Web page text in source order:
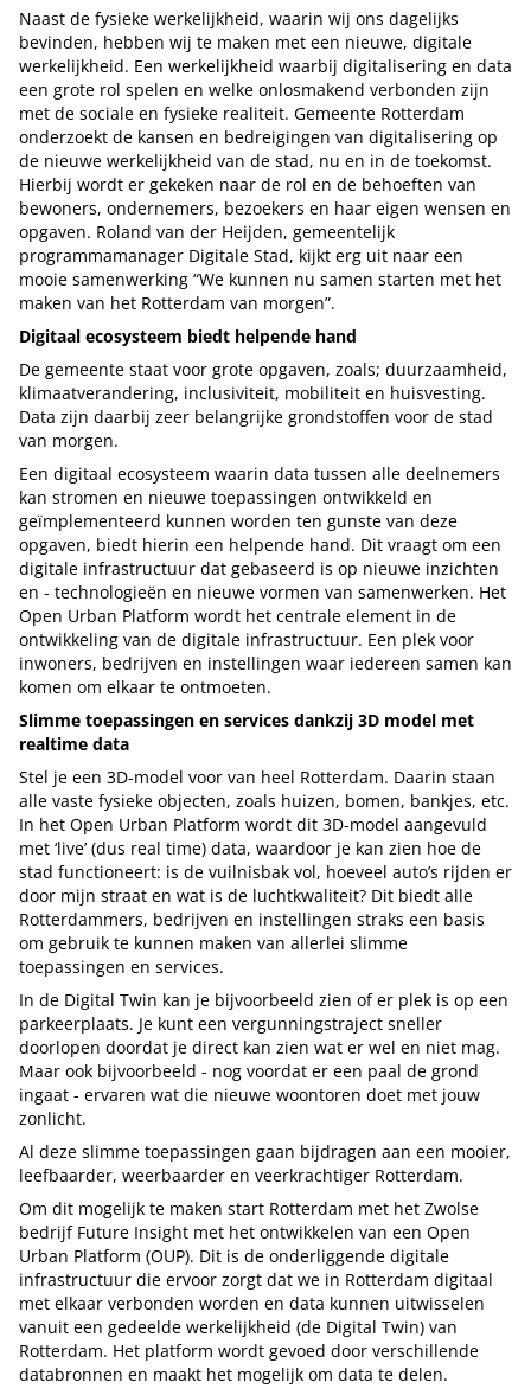
Naast de fysieke werkelijkheid, waarin wij ons dagelijks
bevinden, hebben wij te maken met een nieuwe, digitale
werkelijkheid. Een werkelijkheid waarbij digitalisering en data
een grote rol spelen en welke onlosmakend verbonden zijn
met de sociale en fysieke realiteit. Gemeente Rotterdam
onderzoekt de kansen en bedreigingen van digitalisering op
de nieuwe werkelijkheid van de stad, nu en in de toekomst.
Hierbij wordt er gekeken naar de rol en de behoeften van
bewoners, ondernemers, bezoekers en haar eigen wensen en
opgaven. Roland van der Heijden, gemeentelijk
programmamanager Digitale Stad, kijkt erg uit naar een
mooie samenwerking “We kunnen nu samen starten met het
maken van het Rotterdam van morgen”.
Digitaal ecosysteem biedt helpende hand
De gemeente staat voor grote opgaven, zoals; duurzaamheid,
klimaatverandering, inclusiviteit, mobiliteit en huisvesting.
Data zijn daarbij zeer belangrijke grondstoffen voor de stad
van morgen.
Een digitaal ecosysteem waarin data tussen alle deelnemers
kan stromen en nieuwe toepassingen ontwikkeld en
geïmplementeerd kunnen worden ten gunste van deze
opgaven, biedt hierin een helpende hand. Dit vraagt om een
digitale infrastructuur dat gebaseerd is op nieuwe inzichten
en - technologieën en nieuwe vormen van samenwerken. Het
Open Urban Platform wordt het centrale element in de
ontwikkeling van de digitale infrastructuur. Een plek voor
inwoners, bedrijven en instellingen waar iedereen samen kan
komen om elkaar te ontmoeten.
Slimme toepassingen en services dankzij 3D model met
realtime data
Stel je een 3D-model voor van heel Rotterdam. Daarin staan
alle vaste fysieke objecten, zoals huizen, bomen, bankjes, etc.
In het Open Urban Platform wordt dit 3D-model aangevuld
met ‘live’ (dus real time) data, waardoor je kan zien hoe de
stad functioneert: is de vuilnisbak vol, hoeveel auto’s rijden er
door mijn straat en wat is de luchtkwaliteit? Dit biedt alle
Rotterdammers, bedrijven en instellingen straks een basis
om gebruik te kunnen maken van allerlei slimme
toepassingen en services.
In de Digital Twin kan je bijvoorbeeld zien of er plek is op een
parkeerplaats. Je kunt een vergunningstraject sneller
doorlopen doordat je direct kan zien wat er wel en niet mag.
Maar ook bijvoorbeeld - nog voordat er een paal de grond
ingaat - ervaren wat die nieuwe woontoren doet met jouw
zonlicht.
Al deze slimme toepassingen gaan bijdragen aan een mooier,
leefbaarder, weerbaarder en veerkrachtiger Rotterdam.
Om dit mogelijk te maken start Rotterdam met het Zwolse
bedrijf Future Insight met het ontwikkelen van een Open
Urban Platform (OUP). Dit is de onderliggende digitale
infrastructuur die ervoor zorgt dat we in Rotterdam digitaal
met elkaar verbonden worden en data kunnen uitwisselen
vanuit een gedeelde werkelijkheid (de Digital Twin) van
Rotterdam. Het platform wordt gevoed door verschillende
databronnen en maakt het mogelijk om data te delen.